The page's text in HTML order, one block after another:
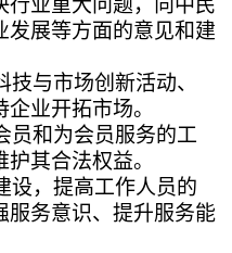
发展等方面的意见和建
与市场创新活动、
业开拓市场。
和为会员服务的工
其合法权益。
，提高工作人员的
服务意识、提升服务能